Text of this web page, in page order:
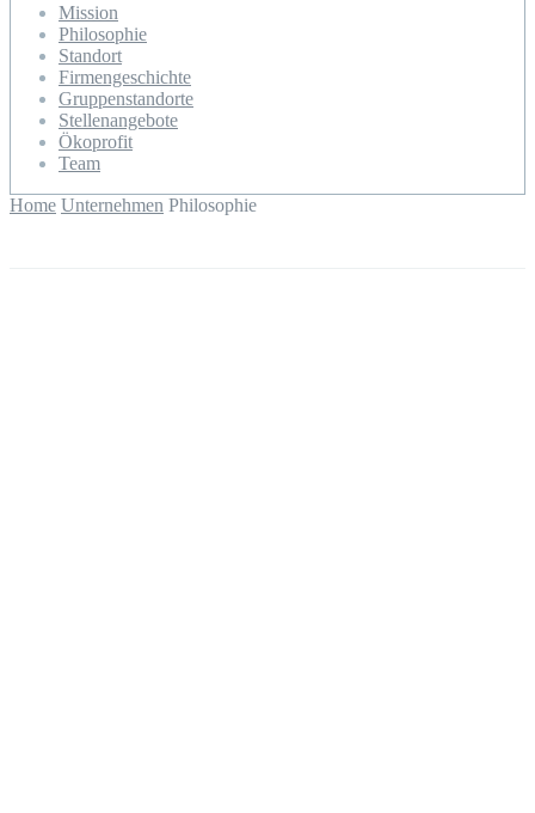
Mission
Philosophie
Standort
Firmengeschichte
Gruppenstandorte
Stellenangebote
Ökoprofit
Team
Home Unternehmen Philosophie